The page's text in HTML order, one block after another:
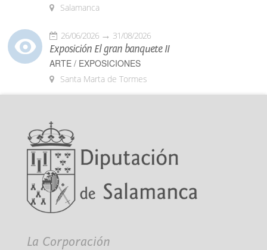
Salamanca
26/06/2026 31/08/2026
Exposición El gran banquete II
ARTE / EXPOSICIONES
Santa Marta de Tormes
La Corporación